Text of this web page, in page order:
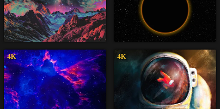
4K 4K